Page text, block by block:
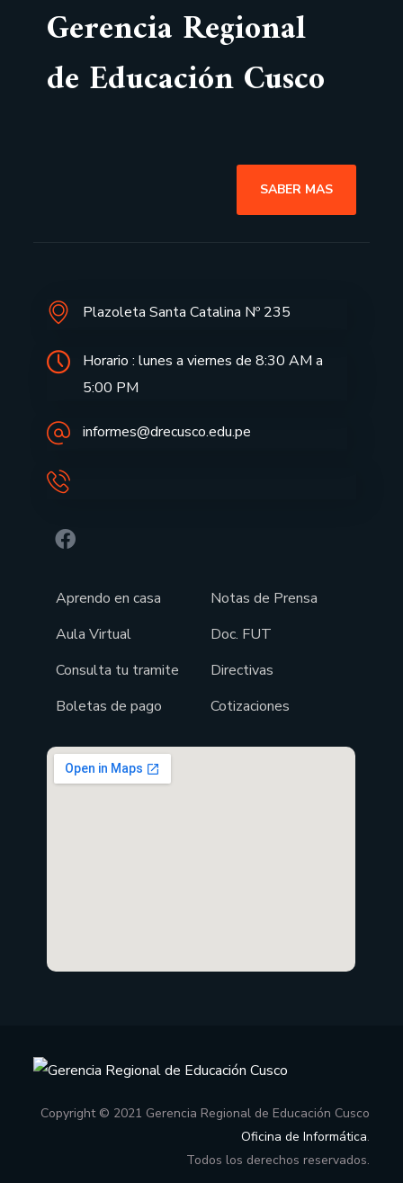
Gerencia Regional
de Educación Cusco
SABER MAS
Plazoleta Santa Catalina Nº 235
Horario : lunes a viernes de 8:30 AM a
5:00 PM
informes@drecusco.edu.pe
Aprendo en casa
Aula Virtual
Consulta tu tramite
Boletas de pago
Notas de Prensa
Doc. FUT
Directivas
Cotizaciones
Copyright © 2021 Gerencia Regional de Educación Cusco
Oficina de Informática.
Todos los derechos reservados.